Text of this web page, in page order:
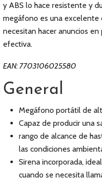
y ABS lo hace resistente y
megáfono es una excelente
necesitan hacer anuncios
efectiva.
EAN: 7703106025580
General
Megáfono portátil de
Capaz de producir una
rango de alcance de
las condiciones
Sirena incorporada,
cuando se necesita